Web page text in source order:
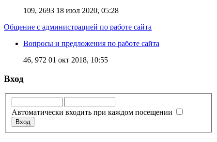
109, 2693 18 июл 2020, 05:28
Общение с администрацией по работе сайта
Вопросы и предложения по работе сайта
46, 972 01 окт 2018, 10:55
Вход
Автоматически входить при каждом посещении